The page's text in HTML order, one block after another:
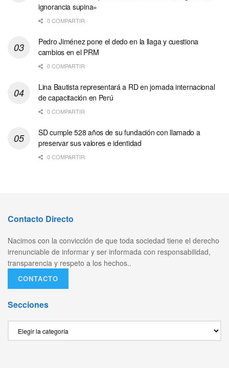
ignorancia supina»
0 COMPARTIR
Pedro Jiménez pone el dedo en la llaga y cuestiona
cambios en el PRM
0 COMPARTIR
Lina Bautista representará a RD en jornada internacional
de capacitación en Perú
0 COMPARTIR
SD cumple 528 años de su fundación con llamado a
preservar sus valores e identidad
0 COMPARTIR
Contacto Directo
Nacimos con la convicción de que toda sociedad tiene el derecho
irrenunciable de informar y ser informada con responsabilidad,
transparencia y respeto a los hechos..
CONTACTO
Secciones